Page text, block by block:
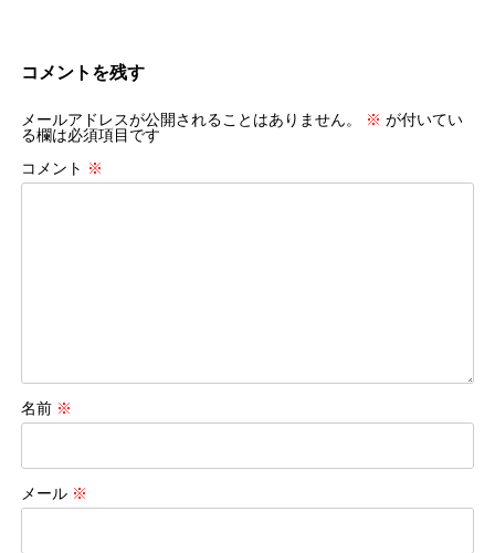
コメントを残す
メールアドレスが公開されることはありません。 ※ が付いてい
る欄は必須項目です
コメント ※
名前 ※
メール ※